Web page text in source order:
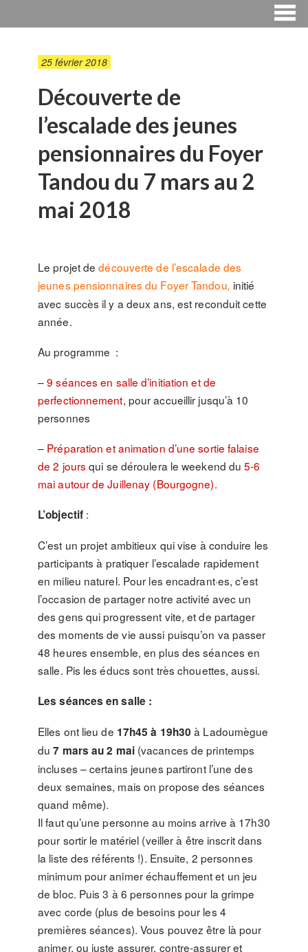
25 février 2018
Découverte de
l’escalade des jeunes
pensionnaires du Foyer
Tandou du 7 mars au 2
mai 2018
Le projet dedécouverte de l’escalade des
jeunes pensionnaires du Foyer Tandou, initié
avec succès il y a deux ans, est reconduit cette
année.
Au programme :
–9 séances en salle d’initiation et de
perfectionnement, pour accueillir jusqu’à 10
personnes
– Préparation et animation d’une sortie falaise
de 2 jours qui se déroulera le weekend du5-6
mai autour de Juillenay (Bourgogne).
L’objectif :
C’est un projet ambitieux qui vise à conduire les
participants à pratiquer l’escalade rapidement
en milieu naturel. Pour les encadrant·es, c’est
l’occasion de partager notre activité avec un
des gens qui progressent vite, et de partager
des moments de vie aussi puisqu’on va passer
48 heures ensemble, en plus des séances en
salle. Pis les éducs sont très chouettes, aussi.
Les séances en salle :
Elles ont lieu de 17h45 à 19h30à Ladoumègue
du7 mars au 2 mai (vacances de printemps
incluses – certains jeunes partiront l’une des
deux semaines, mais on propose des séances
quand même).
Il faut qu’une personne au moins arrive à 17h30
pour sortir le matériel (veiller à être inscrit dans
la liste des référents !). Ensuite, 2 personnes
minimum pour animer échauffement et un jeu
de bloc. Puis 3 à 6 personnes pour la grimpe
avec corde (plus de besoins pour les 4
premières séances). Vous pouvez être là pour
animer, ou juste assurer, contre-assurer et